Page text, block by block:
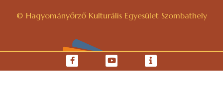
© Hagyományőrző Kulturális Egyesület Szombathely
WEBOLDAL KÉSZÍTÉS